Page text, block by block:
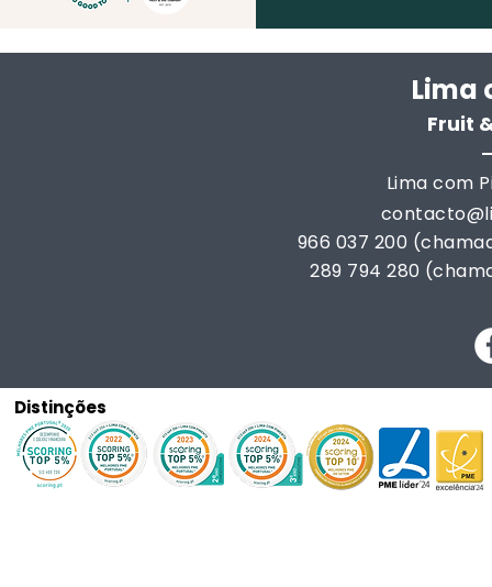
Lima
Fruit
Lima com
966 037 200
289 794 280
Distinções